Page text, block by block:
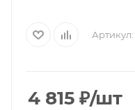
Артикул:
4 815 ₽/шт